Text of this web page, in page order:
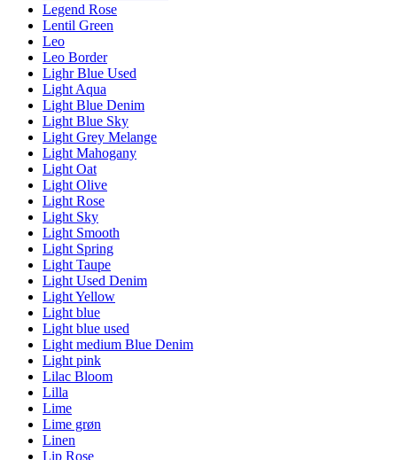
Legend Rose
Lentil Green
Leo
Leo Border
Lighr Blue Used
Light Aqua
Light Blue Denim
Light Blue Sky
Light Grey Melange
Light Mahogany
Light Oat
Light Olive
Light Rose
Light Sky
Light Smooth
Light Spring
Light Taupe
Light Used Denim
Light Yellow
Light blue
Light blue used
Light medium Blue Denim
Light pink
Lilac Bloom
Lilla
Lime
Lime grøn
Linen
Lip Rose